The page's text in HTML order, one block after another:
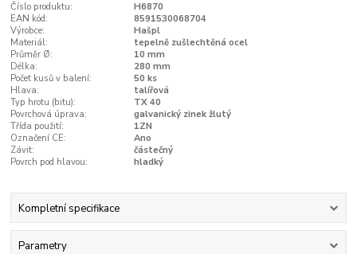
Číslo produktu:
H6870
EAN kód:
8591530068704
Výrobce:
Hašpl
Materiál:
tepelně zušlechtěná ocel
Průměr Ø:
10 mm
Délka:
280 mm
Počet kusů v balení:
50 ks
Hlava:
talířová
Typ hrotu (bitu):
TX 40
Povrchová úprava:
galvanický zinek žlutý
Třída použití:
1ZN
Označení CE:
Ano
Závit:
částečný
Povrch pod hlavou:
hladký
Kompletní specifikace
Parametry